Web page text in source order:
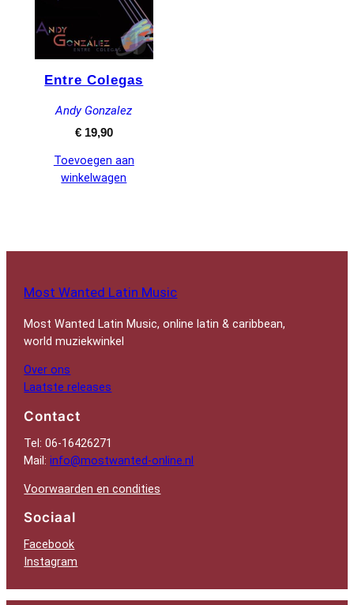
Entre Colegas
Andy Gonzalez
€19,90
Toevoegen aan
winkelwagen
Most Wanted Latin Music
Most Wanted Latin Music, online latin & caribbean,
world muziekwinkel
Over ons
Laatste releases
Contact
Tel: 06-16426271
Mail:info@mostwanted-online.nl
Voorwaarden en condities
Sociaal
Facebook
Instagram